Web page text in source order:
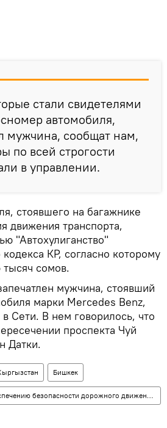
стали свидетелями
автомобиля,
мужчина, сообщат нам,
по всей строгости
в управлении.
стоявшего на багажнике
движения транспорта,
"Автохулиганство"
КР, согласно которому
сомов.
мужчина, стоявший
марки Mercedes Benz,
Сети. В нем говорилось, что
проспекта Чуй
Датки.
Бишкек
Главное управление по обеспечению безопасности дорожного движения (ГУОБДД)